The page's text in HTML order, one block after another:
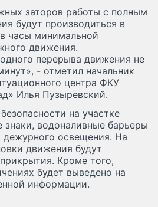
заторов работы с полным
будут производиться в
часы минимальной
движения.
перерыва движения не
- отметил начальник
центра ФКУ
Илья Пузыревский.
на участке
знаки, водоналивные барьеры
дежурного освещения. На
движения будут
Кроме того,
будет выведено на
информации.